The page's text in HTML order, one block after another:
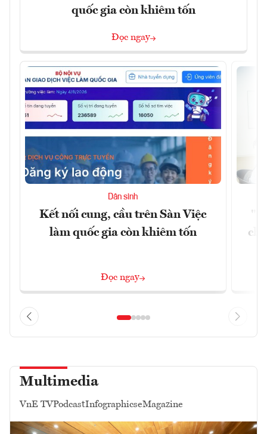
quốc gia còn khiêm tốn
Đọc ngay
Dân sinh
Kết nối cung, cầu trên Sàn Việc
làm quốc gia còn khiêm tốn
Đọc ngay
Multimedia
VnE TVPodcastInfographicseMagazine